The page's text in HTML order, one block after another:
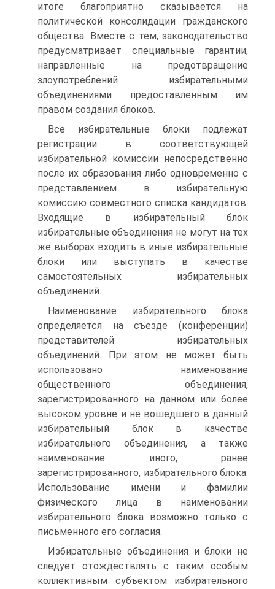
итоге благоприятно сказывается на
политической консолидации гражданского
общества. Вместе с тем, законодательство
предусматривает специальные гарантии,
направленные на предотвращение
злоупотреблений избирательными
объединениями предоставленным им
правом создания блоков.
Все избирательные блоки подлежат
регистрации в соответствующей
избирательной комиссии непосредственно
после их образования либо одновременно с
представлением в избирательную
комиссию совместного списка кандидатов.
Входящие в избирательный блок
избирательные объединения не могут на тех
же выборах входить в иные избирательные
блоки или выступать в качестве
самостоятельных избирательных
объединений.
Наименование избирательного блока
определяется на съезде (конференции)
представителей избирательных
объединений. При этом не может быть
использовано наименование
общественного объединения,
зарегистрированного на данном или более
высоком уровне и не вошедшего в данный
избирательный блок в качестве
избирательного объединения, а также
наименование иного, ранее
зарегистрированного, избирательного блока.
Использование имени и фамилии
физического лица в наименовании
избирательного блока возможно только с
письменного его согласия.
Избирательные объединения и блоки не
следует отождествлять с таким особым
коллективным субъектом избирательного